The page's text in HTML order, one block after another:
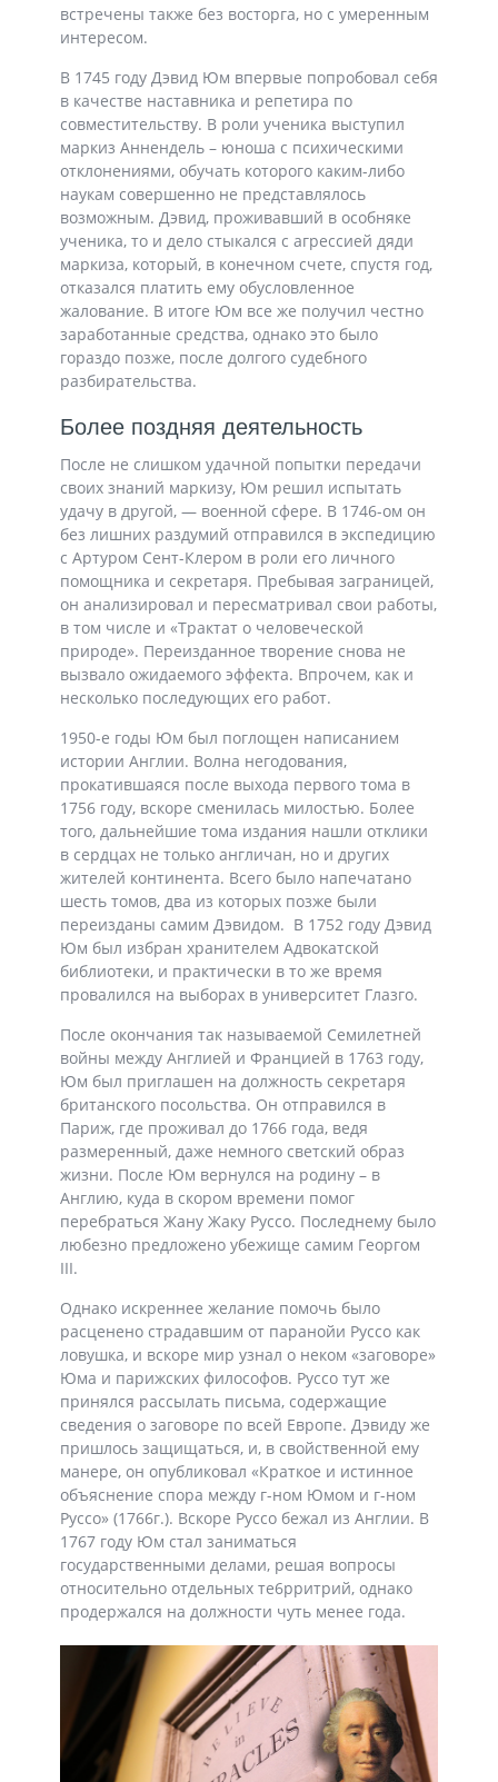
встречены также без восторга, но с умеренным
интересом.
В 1745 году Дэвид Юм впервые попробовал себя
в качестве наставника и репетира по
совместительству. В роли ученика выступил
маркиз Аннендель – юноша с психическими
отклонениями, обучать которого каким-либо
наукам совершенно не представлялось
возможным. Дэвид, проживавший в особняке
ученика, то и дело стыкался с агрессией дяди
маркиза, который, в конечном счете, спустя год,
отказался платить ему обусловленное
жалование. В итоге Юм все же получил честно
заработанные средства, однако это было
гораздо позже, после долгого судебного
разбирательства.
Более поздняя деятельность
После не слишком удачной попытки передачи
своих знаний маркизу, Юм решил испытать
удачу в другой, — военной сфере. В 1746-ом он
без лишних раздумий отправился в экспедицию
с Артуром Сент-Клером в роли его личного
помощника и секретаря. Пребывая заграницей,
он анализировал и пересматривал свои работы,
в том числе и «Трактат о человеческой
природе». Переизданное творение снова не
вызвало ожидаемого эффекта. Впрочем, как и
несколько последующих его работ.
1950-е годы Юм был поглощен написанием
истории Англии. Волна негодования,
прокатившаяся после выхода первого тома в
1756 году, вскоре сменилась милостью. Более
того, дальнейшие тома издания нашли отклики
в сердцах не только англичан, но и других
жителей континента. Всего было напечатано
шесть томов, два из которых позже были
переизданы самим Дэвидом. В 1752 году Дэвид
Юм был избран хранителем Адвокатской
библиотеки, и практически в то же время
провалился на выборах в университет Глазго.
После окончания так называемой Семилетней
войны между Англией и Францией в 1763 году,
Юм был приглашен на должность секретаря
британского посольства. Он отправился в
Париж, где проживал до 1766 года, ведя
размеренный, даже немного светский образ
жизни. После Юм вернулся на родину – в
Англию, куда в скором времени помог
перебраться Жану Жаку Руссо. Последнему было
любезно предложено убежище самим Георгом
III.
Однако искреннее желание помочь было
расценено страдавшим от паранойи Руссо как
ловушка, и вскоре мир узнал о неком «заговоре»
Юма и парижских философов. Руссо тут же
принялся рассылать письма, содержащие
сведения о заговоре по всей Европе. Дэвиду же
пришлось защищаться, и, в свойственной ему
манере, он опубликовал «Краткое и истинное
объяснение спора между г-ном Юмом и г-ном
Руссо» (1766г.). Вскоре Руссо бежал из Англии. В
1767 году Юм стал заниматься
государственными делами, решая вопросы
относительно отдельных те6рритрий, однако
продержался на должности чуть менее года.